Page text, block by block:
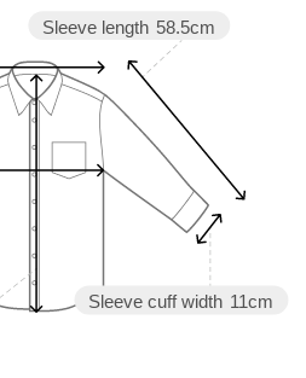
Sleeve cuff width 11cm
Sleeve length 58.5cm